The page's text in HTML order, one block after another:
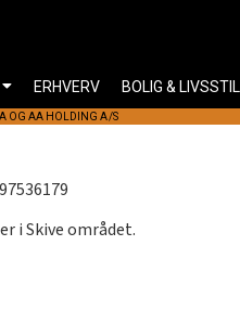
i Skive området.
A OG AA HOLDING A/S
ERHVERV BOLIG & LIVSSTIL